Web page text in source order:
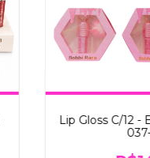
Lip Gloss C/12 -